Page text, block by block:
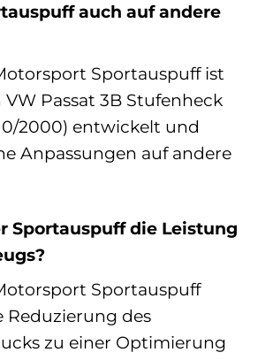
auch auf andere
Sportauspuff ist
Passat 3B Stufenheck
2000) entwickelt und
Anpassungen auf andere
Sportauspuff die Leistung
Sportauspuff
Reduzierung des
zu einer Optimierung